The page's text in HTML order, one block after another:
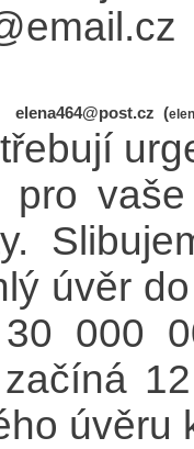
elena464@post.cz (
pro
úvěr
000
úvěru